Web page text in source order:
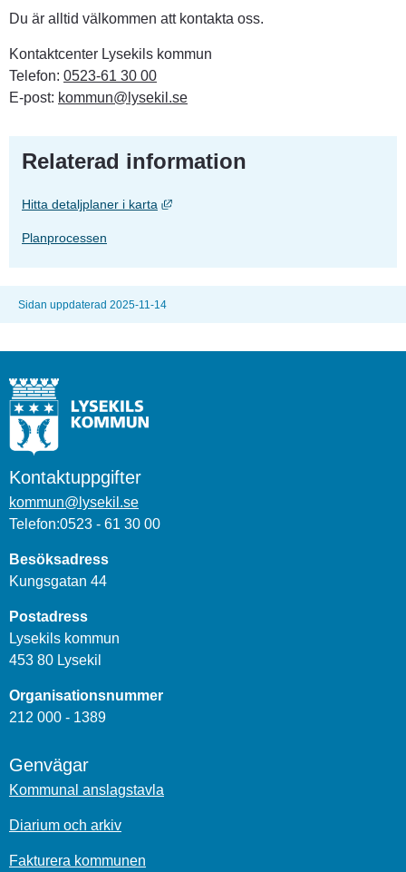
Du är alltid välkommen att kontakta oss.
Kontaktcenter Lysekils kommun
Telefon: 0523-61 30 00
E-post: kommun@lysekil.se
Relaterad information
Hitta detaljplaner i karta Länk till annan webbplats, öppnas i nytt
Planprocessen
Sidan uppdaterad 2025-11-14
Kontaktuppgifter
kommun@lysekil.se
Telefon:0523 - 61 30 00
Besöksadress
Kungsgatan 44
Postadress
Lysekils kommun
453 80 Lysekil
Organisationsnummer
212 000 - 1389
Genvägar
Kommunal anslagstavla
Diarium och arkiv
Fakturera kommunen